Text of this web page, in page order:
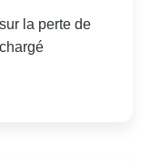
la perte de